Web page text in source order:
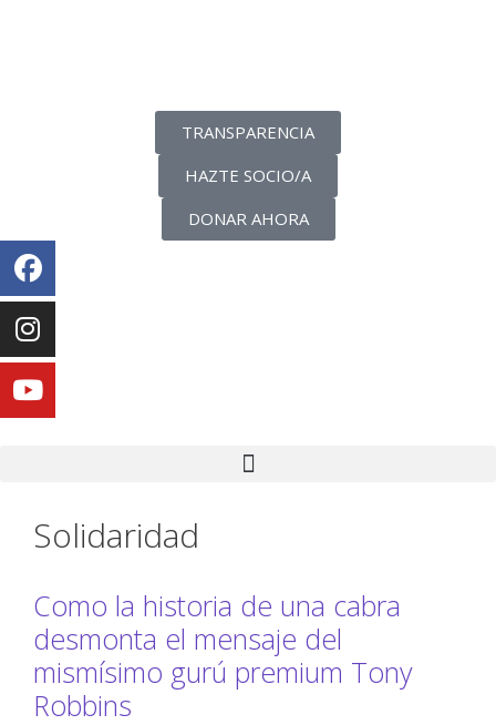
TRANSPARENCIA
HAZTE SOCIO/A
DONAR AHORA
Solidaridad
Como la historia de una cabra
desmonta el mensaje del
mismísimo gurú premium Tony
Robbins